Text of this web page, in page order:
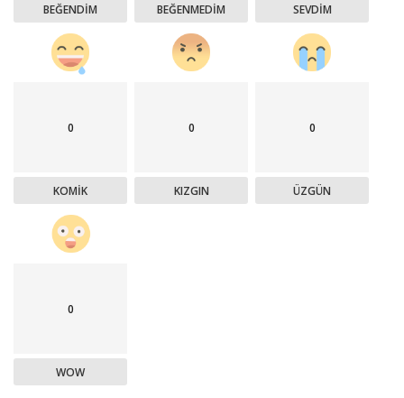
BEĞENDIM BEĞENMEDIM SEVDIM
0
KOMIK
0
KIZGIN
0
ÜZGÜN
0
WOW